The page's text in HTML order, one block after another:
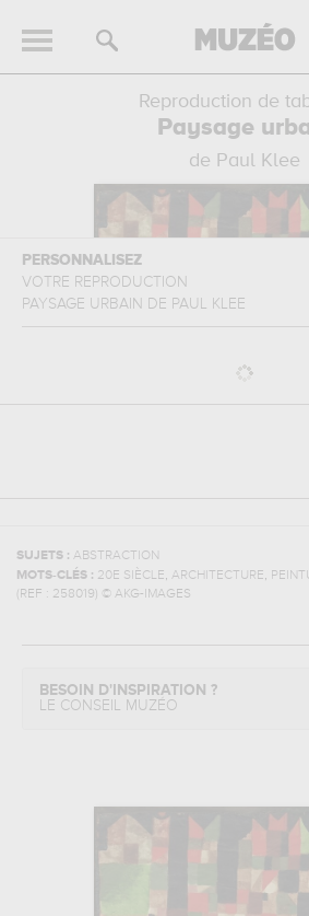
Reproduction de
Paysage
de Paul Klee
PERSONNALISEZ
VOTRE REPRODUCTION
PAYSAGE URBAIN DE PAUL KLEE
SUJETS : ABSTRACTION
MOTS-CLÉS : 20E SIÈCLE, ARCHITECTURE,
(REF : 258019) © AKG-IMAGES
BESOIN D'INSPIRATION ?
LE CONSEIL MUZÉO